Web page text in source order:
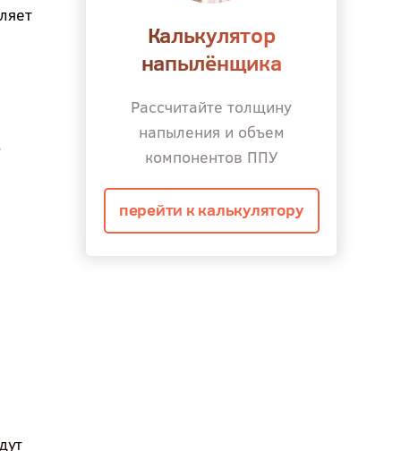
Калькулятор
напылёнщика
Рассчитайте толщину
напыления и объем
компонентов ППУ
перейти к калькулятору